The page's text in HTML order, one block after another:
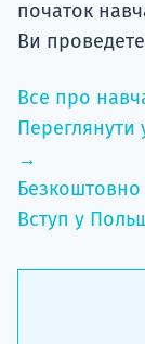
початок
Ви проведете
Все про
Переглянути
→
Безкоштовно
Вступ у